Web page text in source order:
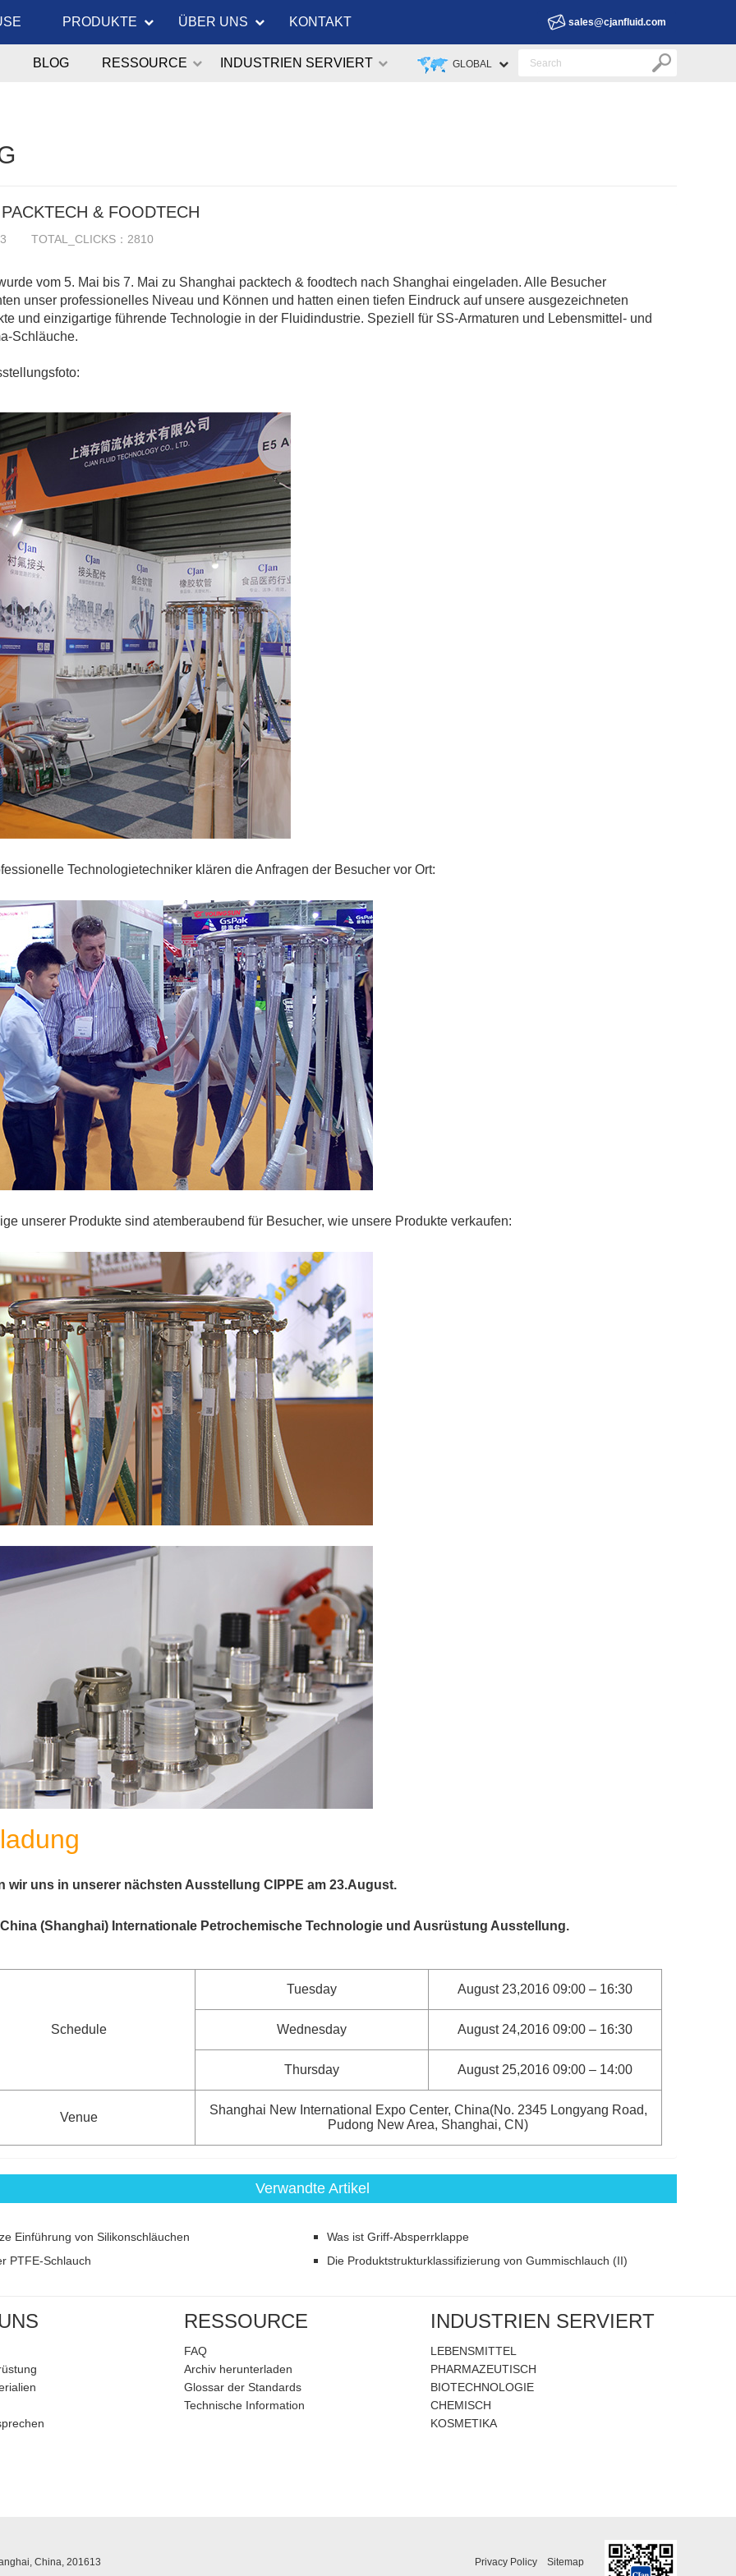
PRODUKTE ÜBER UNS KONTAKT sales@cjanfluid.com
GLOBAL
BLOG RESSOURCE INDUSTRIEN SERVIERT
& FOODTECH
TOTAL_CLICKS：2810
vom 5. Mai bis 7. Mai zu Shanghai packtech & foodtech nach Shanghai eingeladen. Alle Besucher
unser professionelles Niveau und Können und hatten einen tiefen Eindruck auf unsere ausgezeichneten
und einzigartige führende Technologie in der Fluidindustrie. Speziell für SS-Armaturen und Lebensmittel- und
Schläuche.
Technologietechniker klären die Anfragen der Besucher vor Ort:
unserer Produkte sind atemberaubend für Besucher, wie unsere Produkte verkaufen:
wir uns in unserer nächsten Ausstellung CIPPE am 23.August.
(Shanghai) Internationale Petrochemische Technologie und Ausrüstung Ausstellung.
Schedule
Tuesday August 23,2016 09:00 – 16:30
Wednesday August 24,2016 09:00 – 16:30
Thursday August 25,2016 09:00 – 14:00
Venue
Shanghai New International Expo Center, China(No. 2345 Longyang Road,
Pudong New Area, Shanghai, CN)
Verwandte Artikel
Einführung von Silikonschläuchen
Was ist Griff-Absperrklappe
PTFE-Schlauch
Die Produktstrukturklassifizierung von Gummischlauch (II)
RESSOURCE
FAQ
Archiv herunterladen
Glossar der Standards
Technische Information
INDUSTRIEN SERVIERT
LEBENSMITTEL
PHARMAZEUTISCH
BIOTECHNOLOGIE
CHEMISCH
KOSMETIKA
China, 201613 Privacy Policy Sitemap